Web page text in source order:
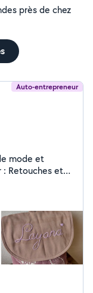
près de chez
Auto-entrepreneur
mode et
Formée
années
rapidement !